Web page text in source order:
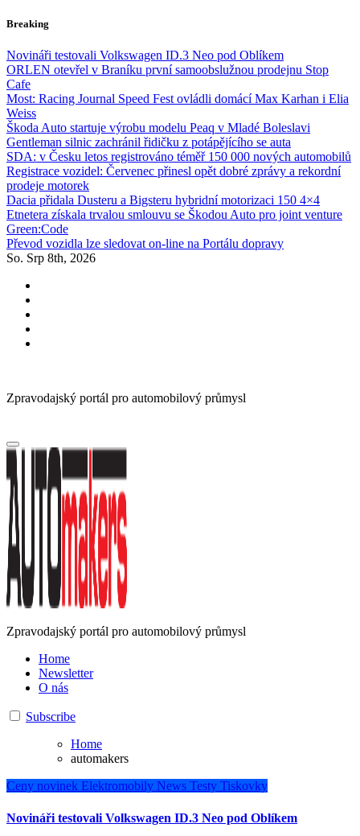
Skip
content
Breaking
Novináři testovali Volkswagen ID.3 Neo pod Oblíkem
ORLEN otevřel v Braníku první samoobslužnou prodejnu Stop
Cafe
Most: Racing Journal Speed Fest ovládli domácí Max Karhan i Elia
Weiss
Škoda Auto startuje výrobu modelu Peaq v Mladé Boleslavi
Gentleman silnic zachránil řidičku z potápějícího se auta
SDA: v Česku letos registrováno téměř 150 000 nových automobilů
Registrace vozidel: Červenec přinesl opět dobré zprávy a rekordní
prodeje motorek
Dacia přidala Dusteru a Bigsteru hybridní motorizaci 150 4×4
Etnetera získala trvalou smlouvu se Škodou Auto pro joint venture
Green:Code
Převod vozidla lze sledovat on-line na Portálu dopravy
So. Srp 8th, 2026
Zpravodajský portál pro automobilový průmysl
Zpravodajský portál pro automobilový průmysl
Home
Newsletter
O nás
Subscribe
Home
automakers
Ceny novinek Elektromobily News Testy Tiskovky
Novináři testovali Volkswagen ID.3 Neo pod Oblíkem